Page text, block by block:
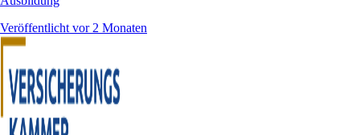
Veröffentlicht vor 2 Monaten